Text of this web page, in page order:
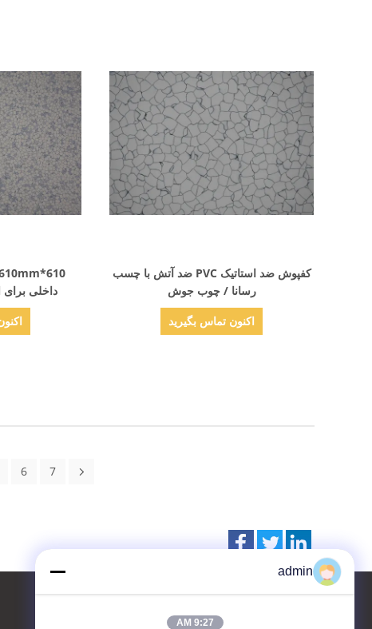
داخلی برای
نمایش جزئیات
کفپوش ضد استاتیک PVC ضد آتش با چسب
رسانا / چوب جوش
اکنون تماس بگیرید
6 7
admin
9:27 AM